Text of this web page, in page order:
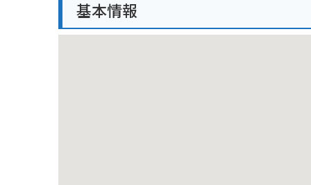
や路面状況には注意が必要です。レインウェアや防寒
基本情報